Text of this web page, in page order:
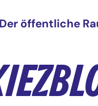
Der öffentliche